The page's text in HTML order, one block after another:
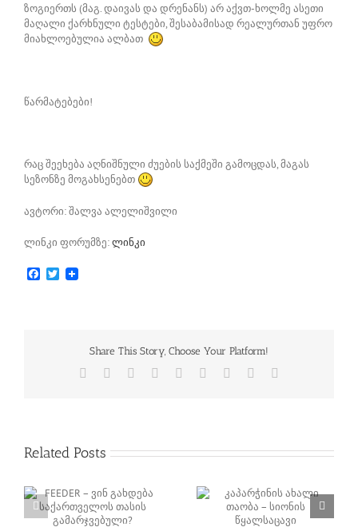
ზოგიერთს (მაგ. დაივას და დრენანს) არ აქვთ-ხოლმე ასეთი
მაღალი ქარხნული ტესტები, შესაბამისად რეალურთან უფრო
მიახლოებულია ალბათ
წარმატებები!
რაც შეეხება აღნიშნული ძუების საქმეში გამოცდას, მაგას
სეზონზე მოგახსენებთ
ავტორი: შალვა ალელიშვილი
ლინკი ფორუმზე:ლინკი
Facebook
Twitter
Share This Story, Choose Your Platform!
Facebook
TwitterReddit LinkedInWhatsApp
TumblrPinterest
Related Posts
კაპარჭინის ახალი
თაობა – სიონის
FEEDER –
საქართველოს თასი